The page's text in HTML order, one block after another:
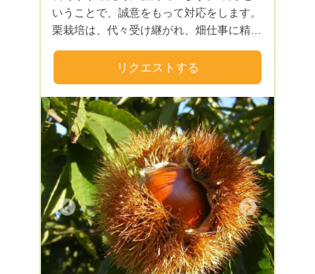
いうことで、誠意をもって対応をします。
栗栽培は、代々受け継がれ、畑仕事に精を
玉、ふじ等）、ぶどう（巨峰、シャインマ
スカット）を栽培しています。そのほかに
家庭用野菜を栽培しています。
リクエストする
Next